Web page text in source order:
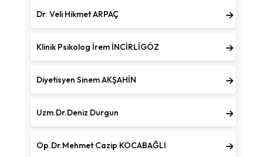
Dr. Veli Hikmet ARPAÇ
Klinik Psikolog İrem İNCİRLİGÖZ
Diyetisyen Sinem AKŞAHİN
Uzm.Dr.Deniz Durgun
Op.Dr.Mehmet Cazip KOCABAĞLI